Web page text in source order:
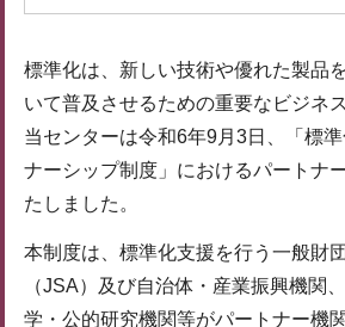
標準化は、新しい技術や優れた製品
いて普及させるための重要なビジネ
当センターは令和6年9月3日、「標
ナーシップ制度」におけるパートナ
たしました。
本制度は、標準化⽀援を⾏う⼀般財
（JSA）及び自治体・産業振興機関
学・公的研究機関等がパートナー機